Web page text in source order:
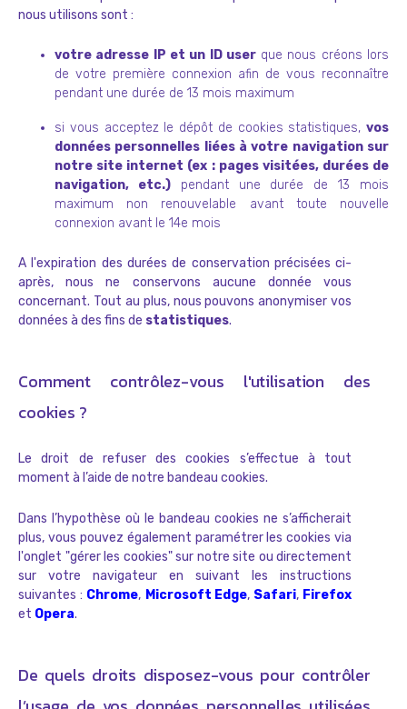
nous utilisons sont :
votre adresse IP et un ID userque nous créons lors
de votre première connexion afin de vous reconnaître
pendant une durée de 13 mois maximum
si vous acceptez le dépôt de cookies statistiques, vos
données personnelles liées à votre navigation sur
notre site internet (ex : pages visitées, durées de
navigation, etc.)pendant une durée de 13 mois
maximum non renouvelable avant toute nouvelle
connexion avant le 14e mois
A l'expiration des durées de conservation précisées ci-
après, nous ne conservons aucune donnée vous
concernant. Tout au plus, nous pouvons anonymiser vos
données à des fins de statistiques.
Comment contrôlez-vous l'utilisation des
cookies ?
Le droit de refuser des cookies s’effectue à tout
moment à l’aide de notre bandeau cookies.
Dans l’hypothèse où le bandeau cookies ne s’afficherait
plus, vous pouvez également paramétrer les cookies via
l'onglet "gérer les cookies" sur notre site ou directement
sur votre navigateur en suivant les instructions
suivantes : Chrome, Microsoft Edge, Safari, Firefox
et Opera.
De quels droits disposez-vous pour contrôler